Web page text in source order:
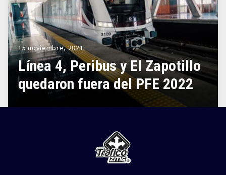
15 noviembre, 2021
Línea 4, Peribus y El Zapotillo
quedaron fuera del PFE 2022